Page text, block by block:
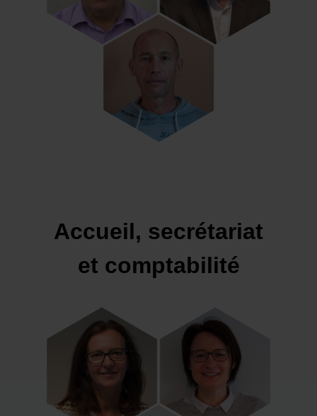
Accueil, secrétariat
et comptabilité